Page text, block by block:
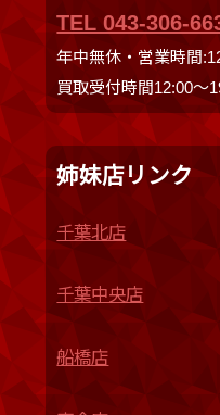
TEL 043-306-
年中無休・営業時間
買取受付時間12:00〜
姉妹店リンク
千葉北店
千葉中央店
船橋店